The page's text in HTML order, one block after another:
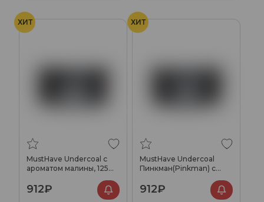
ХИТ
MustHave Undercoal с
ароматом малины, 125
912₽
ХИТ
MustHave Undercoal
Пинкман(Pinkman) с
малины и грейпфрута,
912₽